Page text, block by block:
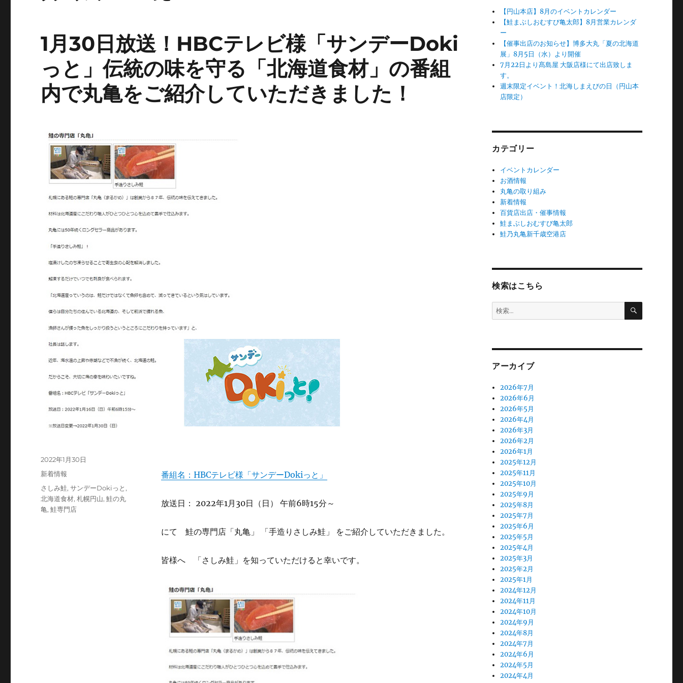
1月30日放送！HBCテレビ様「サンデーDoki
っと」伝統の味を守る「北海道食材」の番組
内で丸亀をご紹介していただきました！
番組名：HBCテレビ様「サンデーDokiっと」
放送日： 2022年1月30日（日） 午前6時15分～
にて 鮭の専門店「丸亀」 「手造りさしみ鮭」 をご紹介していただきました。
皆様へ 「さしみ鮭」を知っていただけると幸いです。
投
稿
2022年1月30日
カ
テ
ゴ
リ
新着情報
タ
グ
さしみ鮭,サンデーDokiっと ,
北海道食材,札幌円山,鮭の丸
亀,鮭専門店
【円山本店】8月のイベントカレンダー
【鮭まぶしおむすび亀太郎】8月営業カレンダ
ー
【催事出店のお知らせ】博多大丸「夏の北海道
展」8月5日（水）より開催
7月22日より髙島屋 大阪店様にて出店致しま
す。
週末限定イベント！北海しまえびの日（円山本
店限定）
カテゴリー
イベントカレンダー
お酒情報
丸亀の取り組み
新着情報
百貨店出店・催事情報
鮭まぶしおむすび亀太郎
鮭乃丸亀新千歳空港店
検索はこちら
検
索:
検
アーカイブ
2026年7月
2026年6月
2026年5月
2026年4月
2026年3月
2026年2月
2026年1月
2025年12月
2025年11月
2025年10月
2025年9月
2025年8月
2025年7月
2025年6月
2025年5月
2025年4月
2025年3月
2025年2月
2025年1月
2024年12月
2024年11月
2024年10月
2024年9月
2024年8月
2024年7月
2024年6月
2024年5月
2024年4月